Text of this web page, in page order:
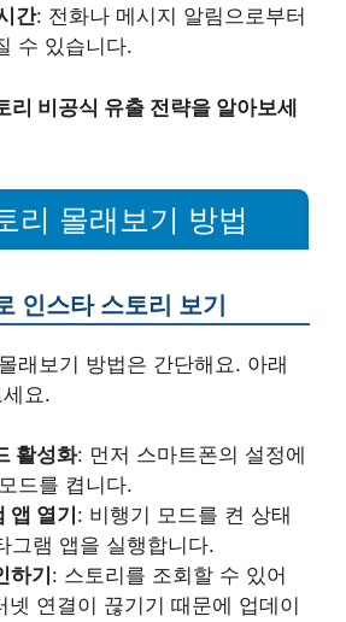
간: 전화나 메시지 알림으로부터
수 있습니다.
리 비공식 유출 전략을 알아보세
리 몰래보기 방법
인스타 스토리 보기
래보기 방법은 간단해요. 아래
요.
활성화: 먼저 스마트폰의 설정에
드를 켭니다.
앱 열기 : 비행기 모드를 켠 상태
그램 앱을 실행합니다.
하기 : 스토리를 조회할 수 있어
넷 연결이 끊기기 때문에 업데이